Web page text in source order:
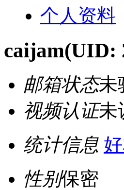
个人资料
caijam(UID:
邮箱状态未
视频认证未
统计信息
性别保密